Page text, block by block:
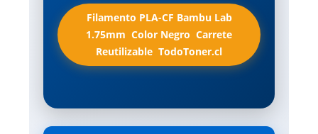
Filamento PLA-CF Bambu Lab
1.75mm  Color Negro  Carrete
Reutilizable  TodoToner.cl